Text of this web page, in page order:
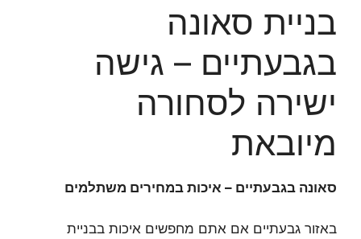
בניית סאונה
בגבעתיים – גישה
ישירה לסחורה
מיובאת
סאונה בגבעתיים – איכות במחירים משתלמים
באזור גבעתיים אם אתם מחפשים איכות בבניית